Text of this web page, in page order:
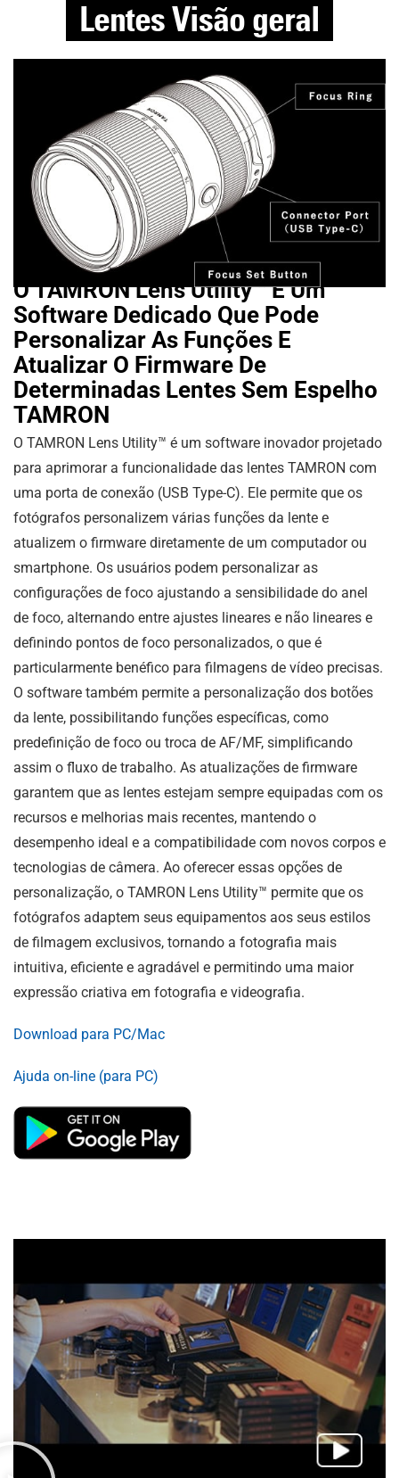
LentesVisão geral
O TAMRON Lens Utility™ É Um
Software Dedicado Que Pode
Personalizar As Funções E
Atualizar O Firmware De
Determinadas Lentes Sem Espelho
TAMRON
O TAMRON Lens Utility™ é um software inovador projetado
para aprimorar a funcionalidade das lentes TAMRON com
uma porta de conexão (USB Type-C). Ele permite que os
fotógrafos personalizem várias funções da lente e
atualizem o firmware diretamente de um computador ou
smartphone. Os usuários podem personalizar as
configurações de foco ajustando a sensibilidade do anel
de foco, alternando entre ajustes lineares e não lineares e
definindo pontos de foco personalizados, o que é
particularmente benéfico para filmagens de vídeo precisas.
O software também permite a personalização dos botões
da lente, possibilitando funções específicas, como
predefinição de foco ou troca de AF/MF, simplificando
assim o fluxo de trabalho. As atualizações de firmware
garantem que as lentes estejam sempre equipadas com os
recursos e melhorias mais recentes, mantendo o
desempenho ideal e a compatibilidade com novos corpos e
tecnologias de câmera. Ao oferecer essas opções de
personalização, o TAMRON Lens Utility™ permite que os
fotógrafos adaptem seus equipamentos aos seus estilos
de filmagem exclusivos, tornando a fotografia mais
intuitiva, eficiente e agradável e permitindo uma maior
expressão criativa em fotografia e videografia.
Download para PC/Mac
Ajuda on-line (para PC)